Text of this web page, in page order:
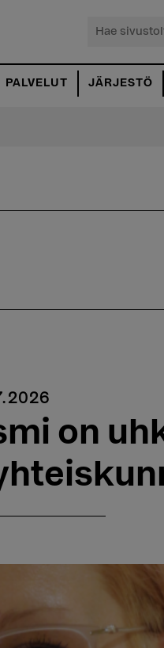
Hae
PALVELUT JÄRJESTÖ
on